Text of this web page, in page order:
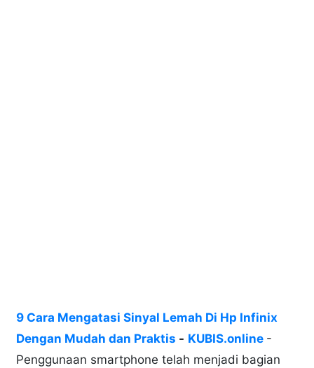
9 Cara Mengatasi Sinyal Lemah Di Hp Infinix
Dengan Mudah dan Praktis - KUBIS.online -
Penggunaan smartphone telah menjadi bagian